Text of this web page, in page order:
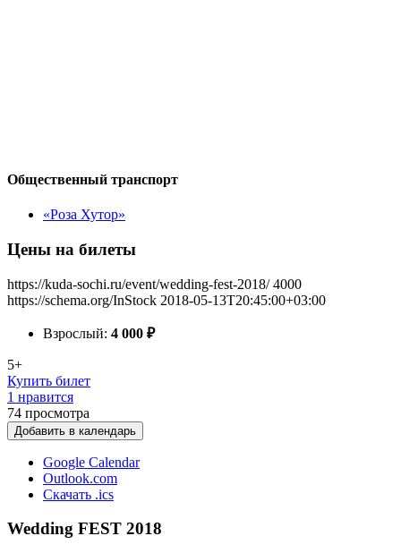
Общественный транспорт
«Роза Хутор»
Цены на билеты
https://kuda-sochi.ru/event/wedding-fest-2018/ 4000
https://schema.org/InStock 2018-05-13T20:45:00+03:00
Взрослый: 4 000 ₽
5+
Купить билет
1 нравится
74 просмотра
Добавить в календарь
Google Calendar
Outlook.com
Скачать .ics
Wedding FEST 2018